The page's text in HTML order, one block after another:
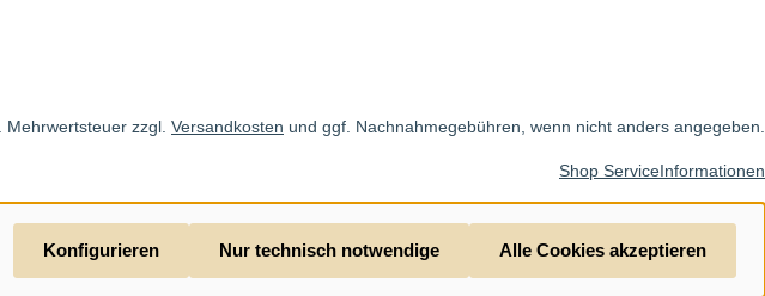
zzgl. Versandkosten und ggf. Nachnahmegebühren, wenn nicht anders angegeben.
Shop ServiceInformationen
Nur technisch notwendige
Konfigurieren Alle Cookies akzeptieren